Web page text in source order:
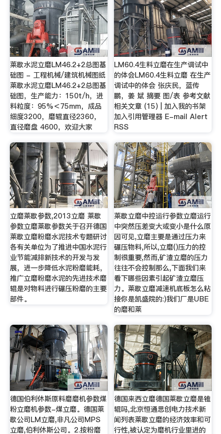
莱歇水泥立磨LM46.2+2总图基
础图 - 工程机械/建筑机械图纸
莱歇水泥立磨LM46.2+2总图基
础图，生产能力：150t/h，进
料粒度：95%＜75mm，成品
细度3200，磨辊直径2360，
直径磨盘 4600，欢迎大家
LM60.4生料立磨在生产调试中
的体会LM60.4生料立磨 在生产
调试中的体会 张庆民，蓝传
鹏，姜 斌 摘要 图/表 参考文献
相关文章 (15) | 加入我的书架
加入引用管理器 E-mail Alert
RSS
立磨莱歇参数,2013立磨 莱歇
参数立磨莱歇参数关于召开德国
莱歇立磨粉磨水泥技术专题研讨
各有关单位为了推进中国水泥行
业节能减排新技术的开发与发
展，进一步降低水泥粉磨能耗，
推广立磨粉磨水泥的先进技术磨
辊是对物料进行碾压粉磨的主要
部件。
莱歇立磨中控运行参数立磨运行
中突然压差变大或变小是什么原
因可见,立磨主要是通过压力来
碾压物料,所以,立磨()压力的控
制很重要,然而,矿渣立磨的压力
往往不会控制那么,下面我们来
看下哪些因素引起矿渣立磨压
力。莱歇立磨减速机底板怎么粘
接你是凯盛院的:)我们厂是UBE
的磨和莱
德国伯利休斯原料磨磨机参数煤
粉立磨机参数-煤立磨。德国莱
歇公司LM立磨,非凡公司MPS
立磨,伯利休斯公司。2.按粉磨
德国来西立磨德国莱歇立磨是锥
辊吗,北京恒通思创电力技术新
闻列表莱歇立磨的经济效率和可
行性,被认定为磨机行业里进的